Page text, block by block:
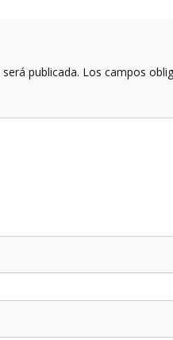
publicada. Los campos